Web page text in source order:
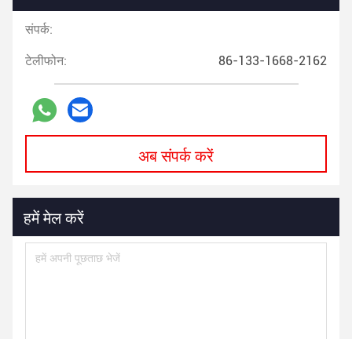
संपर्क:
टेलीफोन: 86-133-1668-2162
अब संपर्क करें
हमें मेल करें